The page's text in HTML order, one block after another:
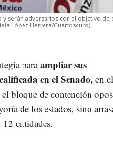
y serán adversarios con el objetivo de
López Herrera/Cuartoscuro)
paraampliar sus
en el Senado, en
bloque de contención
de los estados, sino
12 entidades.